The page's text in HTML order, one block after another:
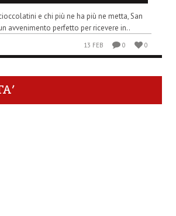
e chi più ne ha più ne metta, San
avvenimento perfetto per ricevere in..
13 FEB 0 0